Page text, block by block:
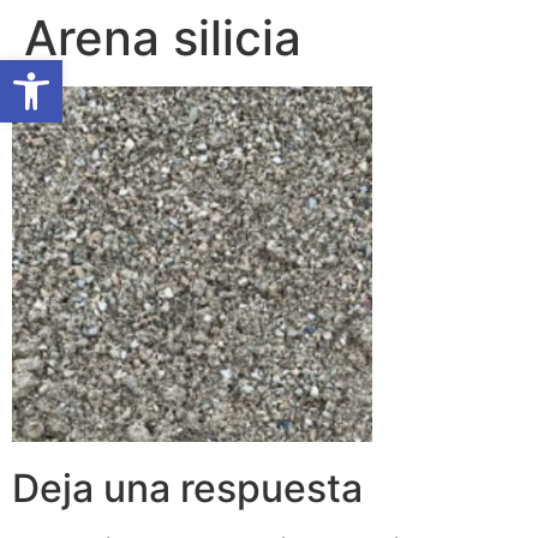
Abrir barra de herramientas
Arena silicia
Deja una respuesta